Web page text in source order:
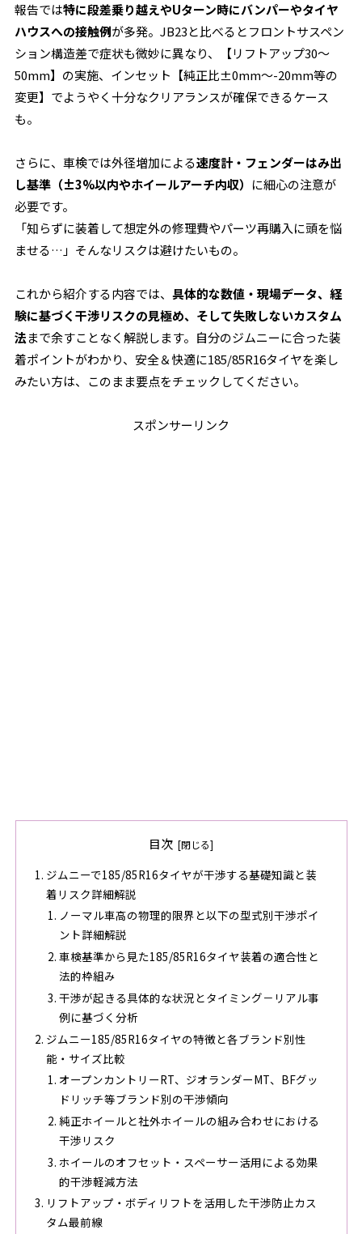
報告では特に段差乗り越えやUターン時にバンパーやタイヤ
ハウスへの接触例が多発。JB23と比べるとフロントサスペン
ション構造差で症状も微妙に異なり、【リフトアップ30～
50mm】の実施、インセット【純正比±0mm～-20mm等の
変更】でようやく十分なクリアランスが確保できるケース
も。
さらに、車検では外径増加による速度計・フェンダーはみ出
し基準（±3%以内やホイールアーチ内収） に細心の注意が
必要です。
「知らずに装着して想定外の修理費やパーツ再購入に頭を悩
ませる…」そんなリスクは避けたいもの。
これから紹介する内容では、具体的な数値・現場データ、経
験に基づく干渉リスクの見極め、そして失敗しないカスタム
法まで余すことなく解説します。自分のジムニーに合った装
着ポイントがわかり、安全＆快適に185/85R16タイヤを楽し
みたい方は、このまま要点をチェックしてください。
スポンサーリンク
目次
ジムニーで185/85R16タイヤが干渉する基礎知識と装
着リスク詳細解説
ノーマル車高の物理的限界と以下の型式別干渉ポイ
ント詳細解説
車検基準から見た185/85R16タイヤ装着の適合性と
法的枠組み
干渉が起きる具体的な状況とタイミング－リアル事
例に基づく分析
ジムニー185/85R16タイヤの特徴と各ブランド別性
能・サイズ比較
オープンカントリーRT、ジオランダーMT、BFグッ
ドリッチ等ブランド別の干渉傾向
純正ホイールと社外ホイールの組み合わせにおける
干渉リスク
ホイールのオフセット・スペーサー活用による効果
的干渉軽減方法
リフトアップ・ボディリフトを活用した干渉防止カス
タム最前線